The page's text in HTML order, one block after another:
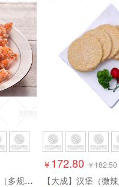
【恒正源】雪花排条 10包装（多规格）
￥ 172.80 ￥182.50